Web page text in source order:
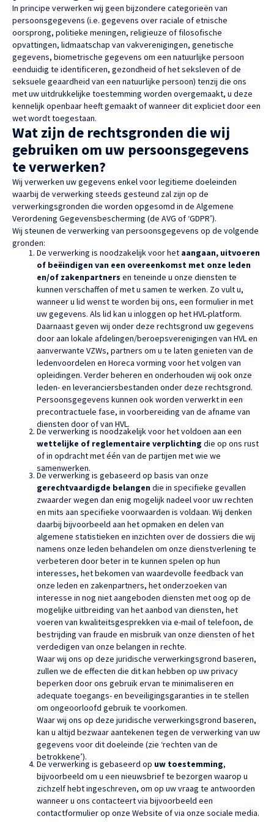
In principe verwerken wij geen bijzondere categorieën van
persoonsgegevens (i.e. gegevens over raciale of etnische
oorsprong, politieke meningen, religieuze of filosofische
opvattingen, lidmaatschap van vakverenigingen, genetische
gegevens, biometrische gegevens om een natuurlijke persoon
eenduidig te identificeren, gezondheid of het seksleven of de
seksuele geaardheid van een natuurlijke persoon) tenzij die ons
met uw uitdrukkelijke toestemming worden overgemaakt, u deze
kennelijk openbaar heeft gemaakt of wanneer dit expliciet door een
wet wordt toegestaan.
Wat zijn de rechtsgronden die wij
gebruiken om uw persoonsgegevens
te verwerken?
Wij verwerken uw gegevens enkel voor legitieme doeleinden
waarbij de verwerking steeds gesteund zal zijn op de
verwerkingsgronden die worden opgesomd in de Algemene
Verordening Gegevensbescherming (de AVG of ‘GDPR’).
Wij steunen de verwerking van persoonsgegevens op de volgende
gronden:
De verwerking is noodzakelijk voor het aangaan, uitvoeren
of beëindigen van een overeenkomst met onze leden
en/of zakenpartners en teneinde u onze diensten te
kunnen verschaffen of met u samen te werken. Zo vult u,
wanneer u lid wenst te worden bij ons, een formulier in met
uw gegevens. Als lid kan u inloggen op het HVL-platform.
Daarnaast geven wij onder deze rechtsgrond uw gegevens
door aan lokale afdelingen/beroepsverenigingen van HVL en
aanverwante VZWs, partners om u te laten genieten van de
ledenvoordelen en Horeca vorming voor het volgen van
opleidingen. Verder beheren en onderhouden wij ook onze
leden- en leveranciersbestanden onder deze rechtsgrond.
Persoonsgegevens kunnen ook worden verwerkt in een
precontractuele fase, in voorbereiding van de afname van
diensten door of van HVL.
De verwerking is noodzakelijk voor het voldoen aan een
wettelijke of reglementaire verplichting die op ons rust
of in opdracht met één van de partijen met wie we
samenwerken.
De verwerking is gebaseerd op basis van onze
gerechtvaardigde belangendie in specifieke gevallen
zwaarder wegen dan enig mogelijk nadeel voor uw rechten
en mits aan specifieke voorwaarden is voldaan. Wij denken
daarbij bijvoorbeeld aan het opmaken en delen van
algemene statistieken en inzichten over de dossiers die wij
namens onze leden behandelen om onze dienstverlening te
verbeteren door beter in te kunnen spelen op hun
interesses, het bekomen van waardevolle feedback van
onze leden en zakenpartners, het onderzoeken van
interesse in nog niet aangeboden diensten met oog op de
mogelijke uitbreiding van het aanbod van diensten, het
voeren van kwaliteitsgesprekken via e-mail of telefoon, de
bestrijding van fraude en misbruik van onze diensten of het
verdedigen van onze belangen in rechte.
Waar wij ons op deze juridische verwerkingsgrond baseren,
zullen we de effecten die dit kan hebben op uw privacy
beperken door ons gebruik ervan te minimaliseren en
adequate toegangs- en beveiligingsgaranties in te stellen
om ongeoorloofd gebruik te voorkomen.
Waar wij ons op deze juridische verwerkingsgrond baseren,
kan u altijd bezwaar aantekenen tegen de verwerking van uw
gegevens voor dit doeleinde (zie ‘rechten van de
betrokkene’).
De verwerking is gebaseerd op uw toestemming,
bijvoorbeeld om u een nieuwsbrief te bezorgen waarop u
zichzelf hebt ingeschreven, om op uw vraag te antwoorden
wanneer u ons contacteert via bijvoorbeeld een
contactformulier op onze Website of via onze sociale media.